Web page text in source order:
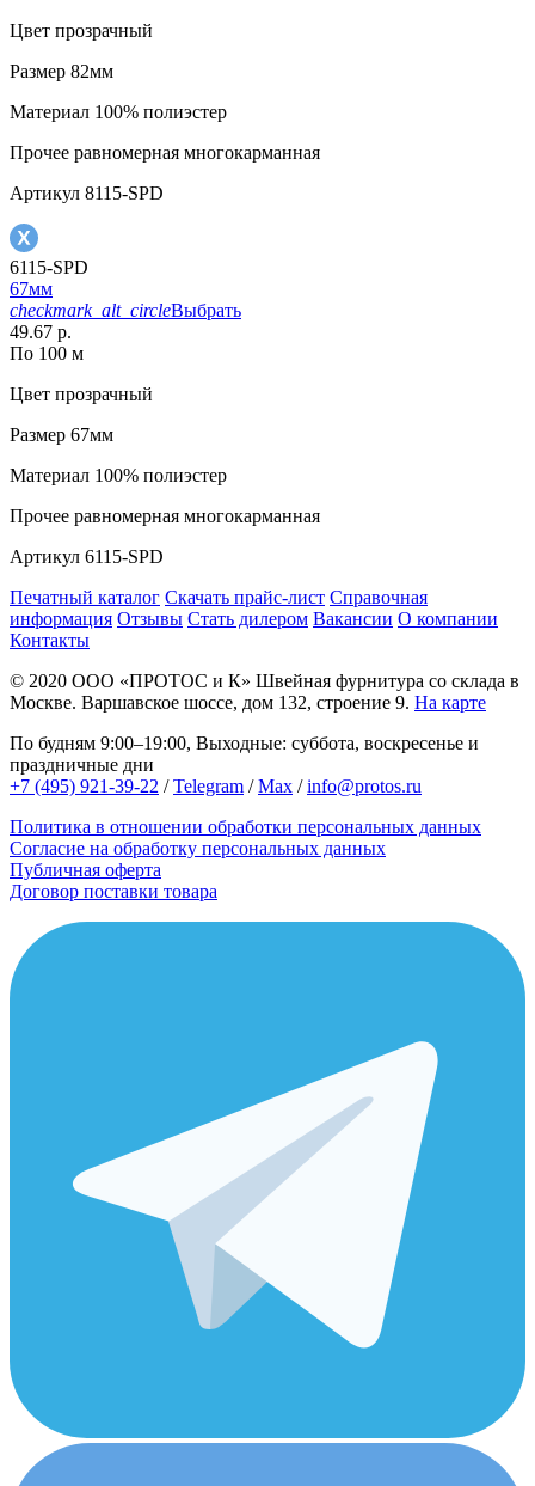
Цвет прозрачный
Размер 82мм
Материал 100% полиэстер
Прочее равномерная многокарманная
Артикул 8115-SPD
6115-SPD
67мм
checkmark_alt_circleВыбрать
49.67 р.
По 100 м
Цвет прозрачный
Размер 67мм
Материал 100% полиэстер
Прочее равномерная многокарманная
Артикул 6115-SPD
Печатный каталог Скачать прайс-лист Справочная
информация Отзывы Стать дилером Вакансии О компании
Контакты
© 2020 ООО «ПРОТОС и К» Швейная фурнитура со склада в
Москве. Варшавское шоссе, дом 132, строение 9. На карте
По будням 9:00–19:00, Выходные: суббота, воскресенье и
праздничные дни
+7 (495) 921-39-22 /Telegram /Max /info@protos.ru
Политика в отношении обработки персональных данных
Согласие на обработку персональных данных
Публичная оферта
Договор поставки товара